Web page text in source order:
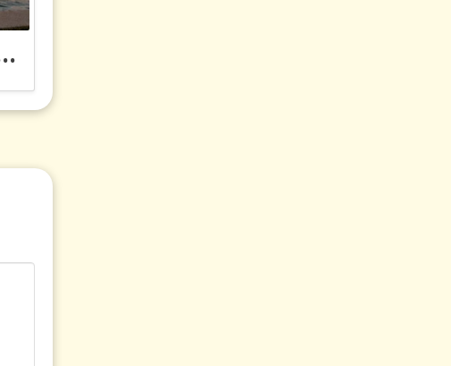
y cómo gestionarlas